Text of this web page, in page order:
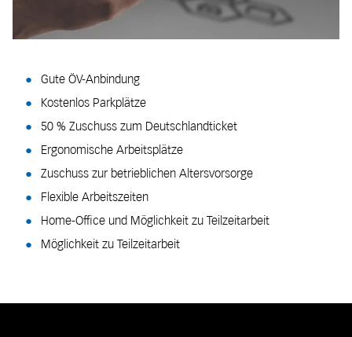
Gute ÖV-Anbindung
Kostenlos Parkplätze
50 % Zuschuss zum Deutschlandticket
Ergonomische Arbeitsplätze
Zuschuss zur betrieblichen Altersvorsorge
Flexible Arbeitszeiten
Home-Office und Möglichkeit zu Teilzeitarbeit
Möglichkeit zu Teilzeitarbeit